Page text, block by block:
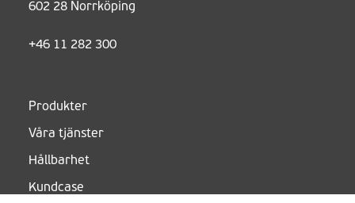
602 28 Norrköping
+46 11 282 300
Produkter
Våra tjänster
Hållbarhet
Kundcase